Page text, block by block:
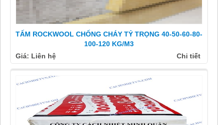
TẤM ROCKWOOL CHỐNG CHÁY TỶ TRỌNG 40-50-60-80-
100-120 KG/M3
Giá: Liên hệ
Chi tiết